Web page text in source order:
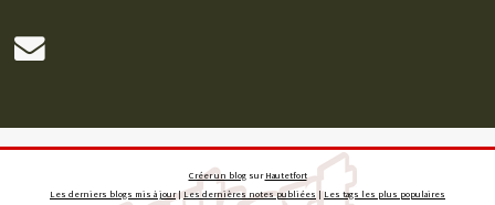
Créer un blogsur Hautetfort
Les derniers blogs mis à jour|Les dernières notes publiées |Les tags les plus populaires